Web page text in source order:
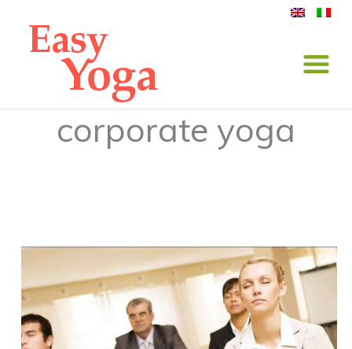
corporate yoga